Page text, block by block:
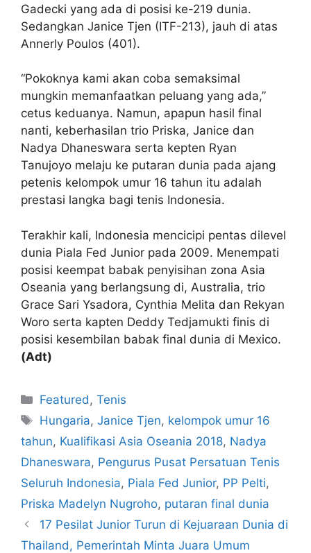
Gadecki yang ada di posisi ke-219 dunia.
Sedangkan Janice Tjen (ITF-213), jauh di atas
Annerly Poulos (401).
“Pokoknya kami akan coba semaksimal
mungkin memanfaatkan peluang yang ada,”
cetus keduanya. Namun, apapun hasil final
nanti, keberhasilan trio Priska, Janice dan
Nadya Dhaneswara serta kepten Ryan
Tanujoyo melaju ke putaran dunia pada ajang
petenis kelompok umur 16 tahun itu adalah
prestasi langka bagi tenis Indonesia.
Terakhir kali, Indonesia mencicipi pentas dilevel
dunia Piala Fed Junior pada 2009. Menempati
posisi keempat babak penyisihan zona Asia
Oseania yang berlangsung di, Australia, trio
Grace Sari Ysadora, Cynthia Melita dan Rekyan
Woro serta kapten Deddy Tedjamukti finis di
posisi kesembilan babak final dunia di Mexico.
(Adt)
Featured ,Tenis
Hungaria,Janice Tjen, kelompok umur 16
tahun, Kualifikasi Asia Oseania 2018, Nadya
Dhaneswara, Pengurus Pusat Persatuan Tenis
Seluruh Indonesia, Piala Fed Junior, PP Pelti,
Priska Madelyn Nugroho, putaran final dunia
17 Pesilat Junior Turun di Kejuaraan Dunia di
Thailand, Pemerintah Minta Juara Umum